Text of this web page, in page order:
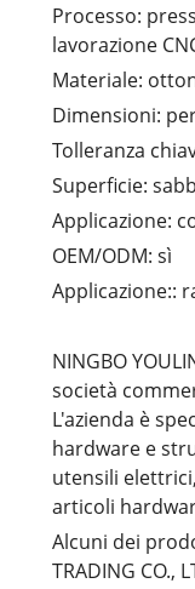
Processo:
lavorazione
Materiale:
Dimensioni:
Tolleranza
Superficie:
Applicazione:
OEM/ODM: sì
Applicazione::
NINGBO
società
L'azienda è
hardware e
utensili
articoli
Alcuni dei
TRADING CO.,